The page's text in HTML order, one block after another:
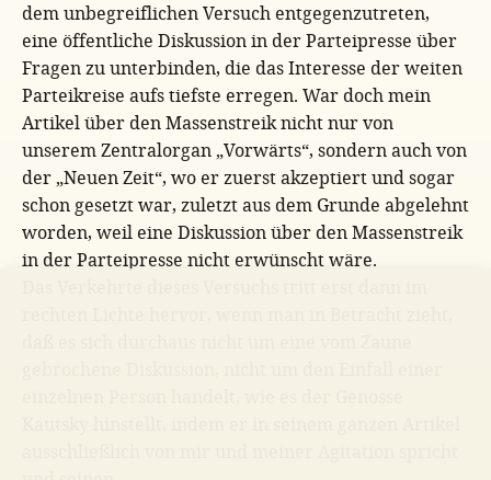
dem unbegreiflichen Versuch entgegenzutreten,
eine öffentliche Diskussion in der Parteipresse über
Fragen zu unterbinden, die das Interesse der weiten
Parteikreise aufs tiefste erregen. War doch mein
Artikel über den Massenstreik nicht nur von
unserem Zentralorgan „Vorwärts“, sondern auch von
der „Neuen Zeit“, wo er zuerst akzeptiert und sogar
schon gesetzt war, zuletzt aus dem Grunde abgelehnt
worden, weil eine Diskussion über den Massenstreik
in der Parteipresse nicht erwünscht wäre.